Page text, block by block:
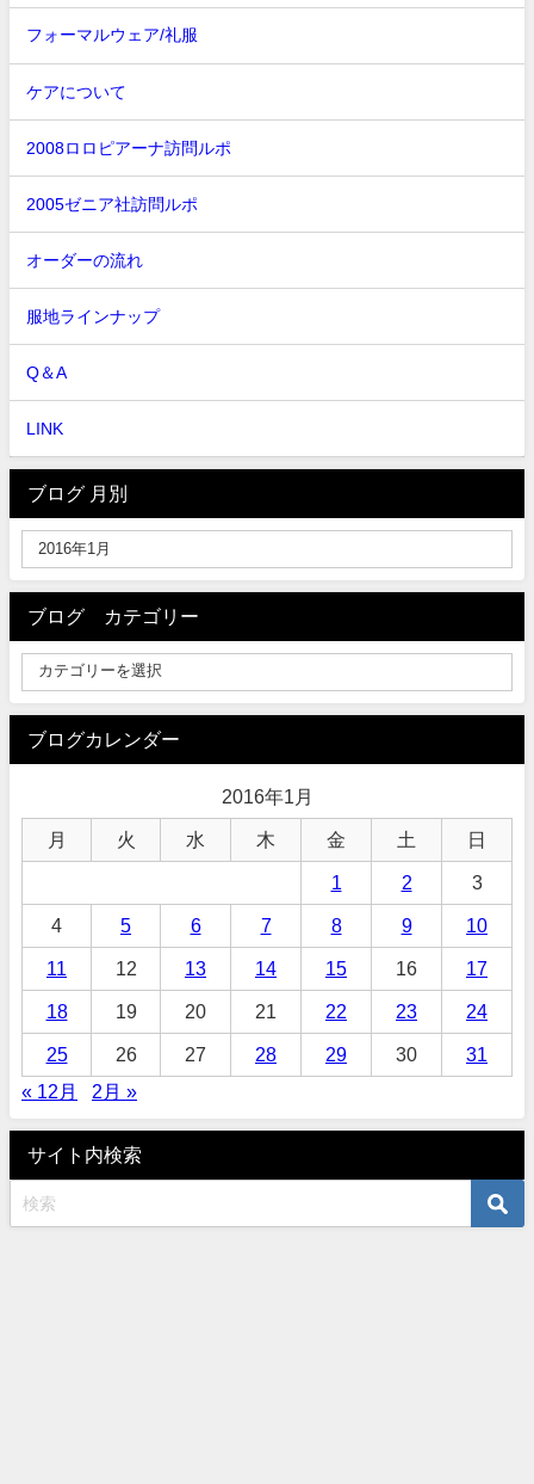
フォーマルウェア/礼服
ケアについて
2008ロロピアーナ訪問ルポ
2005ゼニア社訪問ルポ
オーダーの流れ
服地ラインナップ
Q＆A
LINK
ブログ 月別
ブログ カテゴリー
ブログカレンダー
2016年1月
月 火 水 木 金 土 日
1 2 3
4 5 6 7 8 9 10
11 12 13 14 15 16 17
18 19 20 21 22 23 24
25 26 27 28 29 30
31
« 12月
2月 »
サイト内検索